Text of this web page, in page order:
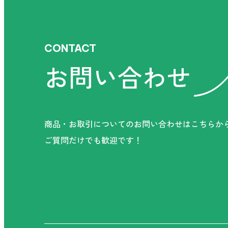
CONTACT
お問い合わせ
商品・お取引についてのお問い合わせはこちらか
ご質問だけでも歓迎です！